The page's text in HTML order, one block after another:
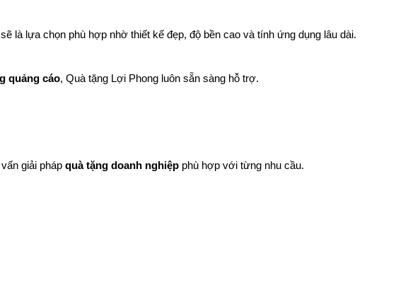
là lựa chọn phù hợp nhờ thiết kế đẹp, độ bền cao và tính ứng dụng lâu dài.
quảng cáo, Quà tặng Lợi Phong luôn sẵn sàng hỗ trợ.
giải pháp quà tặng doanh nghiệp phù hợp với từng nhu cầu.